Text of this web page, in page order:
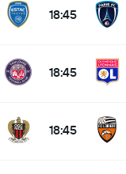
18:45
18:45
18:45
Più di